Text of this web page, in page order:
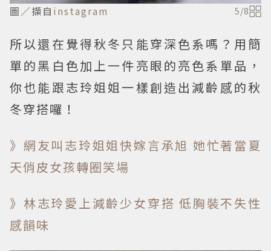
圖／擷自 instagram 5/8
所以還在覺得秋冬只能穿深色系嗎？用簡
單的黑白色加上一件亮眼的亮色系單品，
你也能跟志玲姐姐一樣創造出減齡感的秋
冬穿搭囉！
》網友叫志玲姐姐快嫁言承旭 她忙著當夏
天俏皮女孩轉圈笑場
》林志玲愛上減齡少女穿搭 低胸裝不失性
感韻味